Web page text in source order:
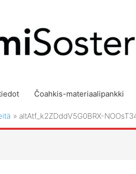
Čoahkis-materiaalipankki
altAtf_k2ZDddV5G0BRX-